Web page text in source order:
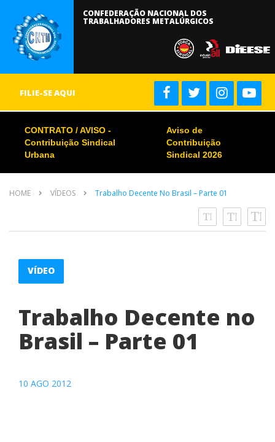
CONFEDERAÇÃO NACIONAL DOS
TRABALHADORES METALÚRGICOS
FILIE-SE AQUI
CONTRATO / AVISO -
Contribuição Sindical
Urbana
Aviso de
Contribuição
Sindical 2026
HOME VÍDEOS Trabalho Decente No Brasil – Parte 01
VÍDEO
Trabalho Decente no
Brasil – Parte 01
10 AGO 2012